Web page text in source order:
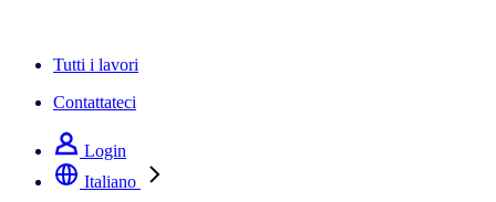
Tutti i lavori
Contattateci
Login
Italiano